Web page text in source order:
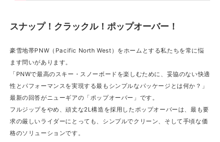
スナップ！クラックル！ポップオーバー！
豪雪地帯PNW（Pacific North West）をホームとする私たちを常に悩
ます問いがあります。
「PNWで最高のスキー・スノーボードを楽しむために、妥協のない快適
性とパフォーマンスを実現する最もシンプルなパッケージとは何か？」
最新の回答がニューギアの「ポップオーバー」です。
フルジップをやめ、頑丈な2L構造を採用したポップオーバーは、最も要
求の厳しいライダーにとっても、シンプルでクリーン、そして手頃な価
格のソリューションです。